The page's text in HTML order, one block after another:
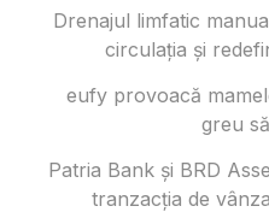
Drenajul limfatic
circulația și
eufy provoacă
greu
Patria Bank și BRD
tranzacția de